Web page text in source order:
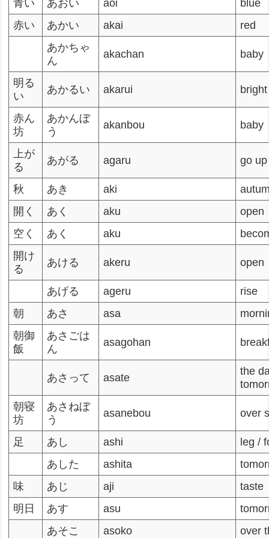
青い
あおい aoi
blue
赤い
あかい akai
red
あかちゃ
ん
akachan baby
明る
い
あかるい akarui bright
赤ん
坊
あかんぼ
う
akanbou baby
上が
る
あがる agaru go
秋 あき aki
開く
あく aku
open
空く
あく aku
開け
る
あける akeru open
あげる ageru
rise
朝
あさ asa
朝御
飯
あさごは
ん
asagohan
あさって asate
the
朝寝
坊
あさねぼ
う
asanebou over
足 あし ashi
leg /
あした
ashita
味
あじ aji
taste
明日
あす asu
あそこ
asoko
over